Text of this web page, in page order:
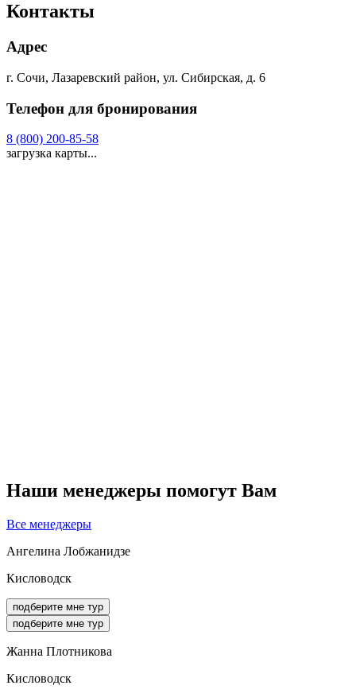
Контакты
Адрес
г. Сочи, Лазаревский район, ул. Сибирская, д. 6
Телефон для бронирования
8 (800) 200-85-58
загрузка карты...
Наши менеджеры помогут Вам
Все менеджеры
Ангелина Лобжанидзе
Кисловодск
подберите мне тур
подберите мне тур
Жанна Плотникова
Кисловодск